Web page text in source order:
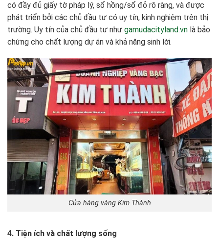
có đầy đủ giấy tờ pháp lý, sổ hồng/sổ đỏ rõ ràng, và được
phát triển bởi các chủ đầu tư có uy tín, kinh nghiệm trên thị
trường. Uy tín của chủ đầu tư như gamudacityland.vn là bảo
chứng cho chất lượng dự án và khả năng sinh lời.
Cửa hàng vàng Kim Thành
4. Tiện ích và chất lượng sống